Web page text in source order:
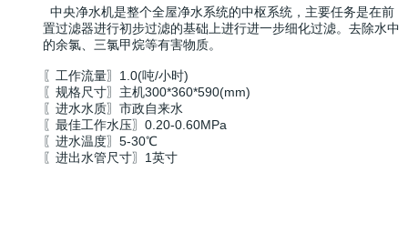
中央净水机是整个全屋净水系统的中枢系统，主要任务是在前
置过滤器进行初步过滤的基础上进行进一步细化过滤。去除水中
的余氯、三氯甲烷等有害物质。
〖工作流量〗1.0(吨/小时)
〖规格尺寸〗主机300*360*590(mm)
〖进水水质〗市政自来水
〖最佳工作水压〗0.20-0.60MPa
〖进水温度〗5-30℃
〖进出水管尺寸〗1英寸